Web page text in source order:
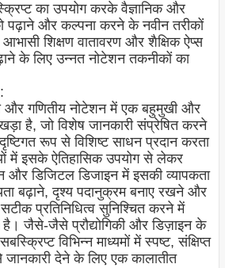
का उपयोग करके वैज्ञानिक और
पढ़ाने और कल्पना करने के नवीन तरीकों
शिक्षण वातावरण और शैक्षिक ऐप्स
के लिए उन्नत नोटेशन तकनीकों का
और गणितीय नोटेशन में एक बहुमुखी और
है, जो विशेष जानकारी संप्रेषित करने
रूप से विशिष्ट साधन प्रदान करता
में इसके ऐतिहासिक उपयोग से लेकर
डिजिटल डिजाइन में इसकी व्यापकता
बढ़ाने, दृश्य पदानुक्रम बनाए रखने और
प्रतिनिधित्व सुनिश्चित करने में
है। जैसे-जैसे प्रौद्योगिकी और डिज़ाइन के
विभिन्न माध्यमों में स्पष्ट, संक्षिप्त
देने के लिए एक कालातीत